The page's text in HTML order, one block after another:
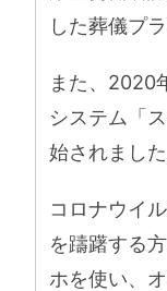
した葬儀プ
また、2020
システム「
始されました
コロナウイ
を躊躇する
ホを使い、